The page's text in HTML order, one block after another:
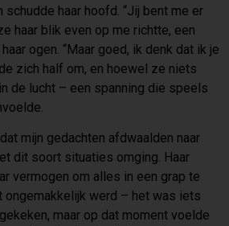
schudde haar hoofd. “Jij bent me er
haar blik even op me richtte, een
ogen. “Maar goed, ik denk dat ik je
zich half om, en hoewel ze niets
de lucht – een spanning die speels
mijn gedachten afdwaalden naar
dit soort situaties omging. Haar
vermogen om alles in een grap te
ongemakkelijk werd – het was iets
maar op dat moment voelde